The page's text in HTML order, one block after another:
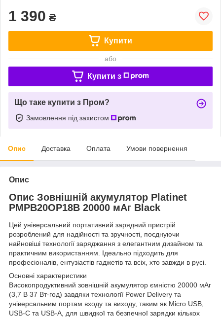
1 390 ₴
Купити
або
Купити з
Що таке купити з Пром?
Замовлення під захистом
Опис Доставка Оплата Умови повернення
Опис
Опис Зовнішній акумулятор Platinet
PMPB20OP18B 20000 мАг Black
Цей універсальний портативний зарядний пристрій
розроблений для надійності та зручності, поєднуючи
найновіші технології заряджання з елегантним дизайном та
практичним використанням. Ідеально підходить для
професіоналів, ентузіастів гаджетів та всіх, хто завжди в русі.
Основні характеристики
Високопродуктивний зовнішній акумулятор ємністю 20000 мАг
(3,7 В 37 Вт·год) завдяки технології Power Delivery та
універсальним портам входу та виходу, таким як Micro USB,
USB-C та USB-A, для швидкої та безпечної зарядки кількох